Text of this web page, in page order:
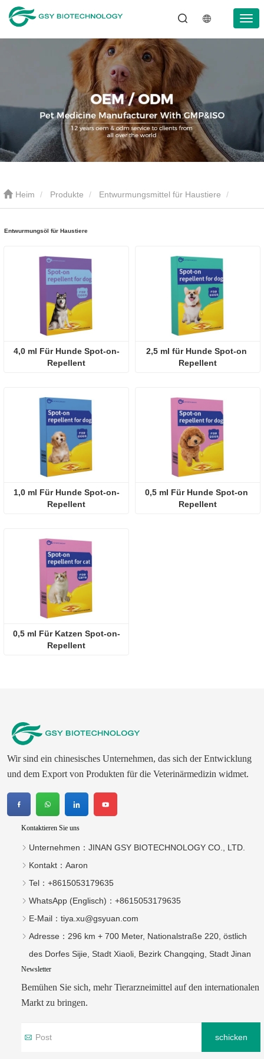
Heim Produkte Entwurmungsmittel für Haustiere
Entwurmungsöl für Haustiere
4,0 ml Für Hunde Spot-on-
Repellent
2,5 ml für Hunde Spot-on
Repellent
1,0 ml Für Hunde Spot-on-
Repellent
0,5 ml Für Hunde Spot-on
Repellent
0,5 ml Für Katzen Spot-on-
Repellent
Wir sind ein chinesisches Unternehmen, das sich der Entwicklung
und dem Export von Produkten für die Veterinärmedizin widmet.
Kontaktieren Sie uns
Unternehmen： JINAN GSY BIOTECHNOLOGY CO., LTD.
Kontakt： Aaron
Tel： +8615053179635‬
WhatsApp (Englisch)： +8615053179635
E-Mail： tiya.xu@gsyuan.com
Adresse： 296 km + 700 Meter, Nationalstraße 220, östlich
des Dorfes Sijie, Stadt Xiaoli, Bezirk Changqing, Stadt Jinan
Newsletter
Bemühen Sie sich, mehr Tierarzneimittel auf den internationalen
Markt zu bringen.
schicken